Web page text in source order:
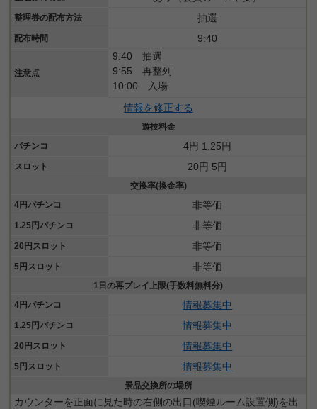
整理券の配布方法 抽選
配布時間 9:40
注意点
9:40 抽選
9:55 再整列
10:00 入場
情報を修正する
遊技料金
パチンコ
4円 1.25円
スロット 20円 5円
交換率(換金率)
4円パチンコ
非等価
1.25円パチンコ 非等価
20円スロット 非等価
5円スロット 非等価
1日の再プレイ上限(手数料無料分)
4円パチンコ
情報募集中
1.25円パチンコ 情報募集中
20円スロット 情報募集中
5円スロット 情報募集中
景品交換所の場所
カウンターを正面に見た時の右側の出口(喫煙ルーム設置側)を出